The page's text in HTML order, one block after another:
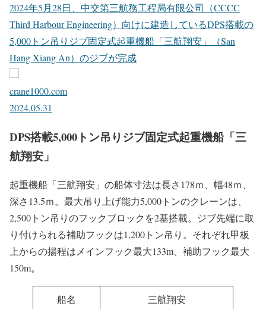
2024年5月28日、中交第三航務工程局有限公司（CCCC
Third Harbour Engineering）向けに建造しているDPS搭載の
5,000トン吊りジブ固定式起重機船「三航翔安」（San
Hang Xiang An）のジブが完成
crane1000.com
2024.05.31
DPS搭載5,000トン吊りジブ固定式起重機船「三
航翔安」
起重機船「三航翔安」の船体寸法は長さ178ｍ、幅48ｍ、
深さ13.5ｍ。最大吊り上げ能力5,000トンのクレーンは、
2,500トン吊りのフックブロックを2基搭載。ジブ先端に取
り付けられる補助フックは1,200トン吊り。それぞれ甲板
上からの揚程はメインフック最大133m、補助フック最大
150m。
船名 三航翔安